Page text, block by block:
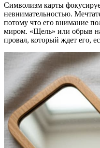
Символизм карты
невнимательностью.
потому что его внимание
миром. «Щель» или обрыв
провал, который ждет его,